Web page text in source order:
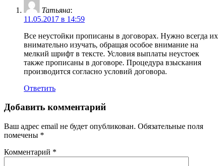
Татьяна:
11.05.2017 в 14:59
Все неустойки прописаны в договорах. Нужно всегда их
внимательно изучать, обращая особое внимание на
мелкий шрифт в тексте. Условия выплаты неустоек
также прописаны в договоре. Процедура взыскания
производится согласно условий договора.
Ответить
Добавить комментарий
Ваш адрес email не будет опубликован. Обязательные поля
помечены *
Комментарий *